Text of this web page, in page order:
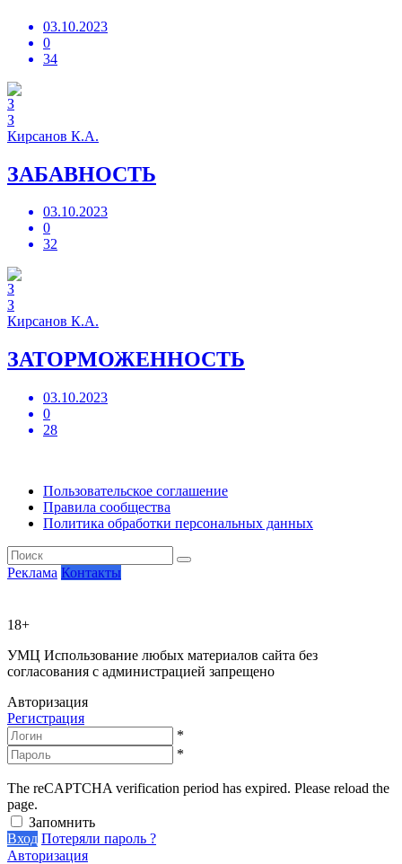
03.10.2023
0
34
З
Кирсанов К.А.
ЗАБАВНОСТЬ
03.10.2023
0
32
З
Кирсанов К.А.
ЗАТОРМОЖЕННОСТЬ
03.10.2023
0
28
Пользовательское соглашение
Правила сообщества
Политика обработки персональных данных
Реклама Контакты
18+
УМЦ Использование любых материалов сайта без
согласования с администрацией запрещено
Авторизация
Регистрация
*
*
The reCAPTCHA verification period has expired. Please reload the
page.
Запомнить
Вход Потеряли пароль ?
Авторизация